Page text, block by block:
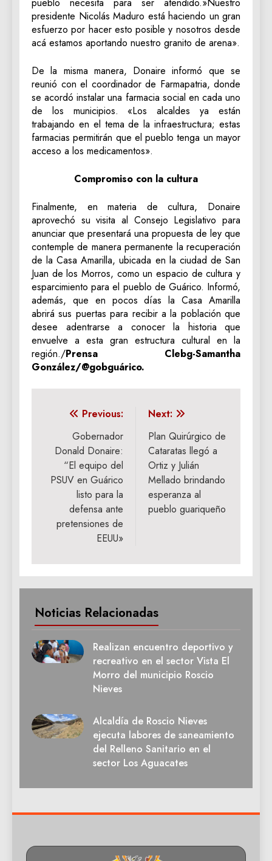
presidente Nicolás Maduro está haciendo un gran
esfuerzo por hacer esto posible y nosotros desde
acá estamos aportando nuestro granito de arena».
De la misma manera, Donaire informó que se
reunió con el coordinador de Farmapatria, donde
se acordó instalar una farmacia social en cada uno
de los municipios. «Los alcaldes ya están
trabajando en el tema de la infraestructura; estas
farmacias permitirán que el pueblo tenga un mayor
acceso a los medicamentos».
Compromiso con la cultura
Finalmente, en materia de cultura, Donaire
aprovechó su visita al Consejo Legislativo para
anunciar que presentará una propuesta de ley que
contemple de manera permanente la recuperación
de la Casa Amarilla, ubicada en la ciudad de San
Juan de los Morros, como un espacio de cultura y
esparcimiento para el pueblo de Guárico. Informó,
además, que en pocos días la Casa Amarilla
abrirá sus puertas para recibir a la población que
desee adentrarse a conocer la historia que
envuelve a esta gran estructura cultural en la
región./Prensa Clebg-Samantha
González/@gobguárico.
Navegación
entradas
Previous:
Gobernador
Donald Donaire:
“El equipo del
PSUV en Guárico
listo para la
defensa ante
pretensiones de
EEUU»
Next:
Plan Quirúrgico de
Cataratas llegó a
Ortiz y Julián
Mellado brindando
esperanza al
pueblo guariqueño
Noticias Relacionadas
Realizan encuentro deportivo y
recreativo en el sector Vista El
Morro del municipio Roscio
Nieves
Alcaldía de Roscio Nieves
ejecuta labores de saneamiento
del Relleno Sanitario en el
sector Los Aguacates